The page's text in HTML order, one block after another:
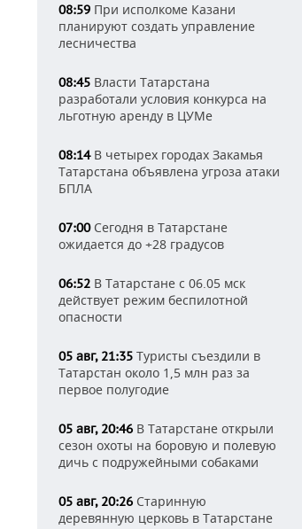
08:59 При исполкоме Казани
планируют создать управление
лесничества
08:45 Власти Татарстана
разработали условия конкурса на
льготную аренду в ЦУМе
08:14В четырех городах Закамья
Татарстана объявлена угроза атаки
БПЛА
07:00Сегодня в Татарстане
ожидается до +28 градусов
06:52 В Татарстане с 06.05 мск
действует режим беспилотной
опасности
05 авг, 21:35 Туристы съездили в
Татарстан около 1,5 млн раз за
первое полугодие
05 авг, 20:46 В Татарстане открыли
сезон охоты на боровую и полевую
дичь с подружейными собаками
05 авг, 20:26 Старинную
деревянную церковь в Татарстане